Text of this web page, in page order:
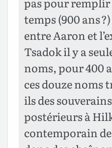
temps (900 ans
entre Aaron et
Tsadok il y a
noms, pour 400
ces douze noms
ils des
postérieurs à
contemporain